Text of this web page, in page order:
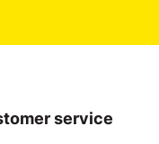
service